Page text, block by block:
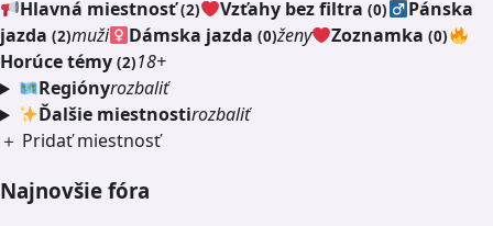
Hlavná miestnosť(2) Vzťahy bez filtra(0)
Pánska
jazda (2)muži Dámska jazda(0)ženy Zoznamka(0)
Horúce témy (2)18+
Regiónyrozbaliť
Ďalšie miestnostirozbaliť
＋ Pridať miestnosť
Najnovšie fóra